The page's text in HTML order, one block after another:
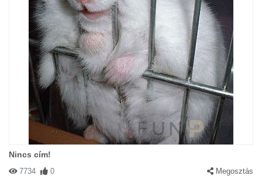
Nincs cím!
7734 0 Megosztás